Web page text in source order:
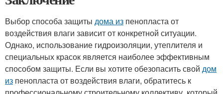
Выбор способа защиты дома из пенопласта от
воздействия влаги зависит от конкретной ситуации.
Однако, использование гидроизоляции, утеплителя и
специальных красок является наиболее эффективным
способом защиты. Если вы хотите обезопасить свой дом
из пенопласта от воздействия влаги, обратитесь к